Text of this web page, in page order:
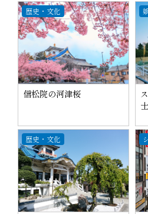
歴史・文化
信松院の河津桜
歴史・文化